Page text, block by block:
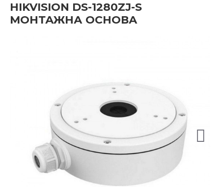
HIKVISION DS-1280ZJ-S
МОНТАЖНА ОСНОВА